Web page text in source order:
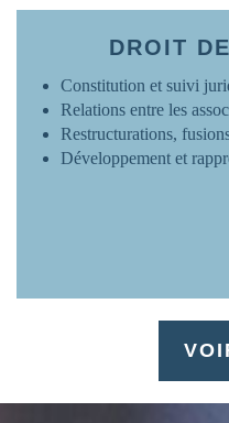
DROIT
Constitution et suivi
Relations entre les
Restructurations,
Développement et